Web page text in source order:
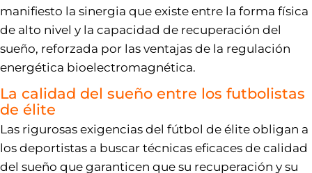
manifiesto la sinergia que existe entre la forma física
de alto nivel y la capacidad de recuperación del
sueño, reforzada por las ventajas de la regulación
energética bioelectromagnética.
La calidad del sueño entre los futbolistas
de élite
Las rigurosas exigencias del fútbol de élite obligan a
los deportistas a buscar técnicas eficaces de calidad
del sueño que garanticen que su recuperación y su